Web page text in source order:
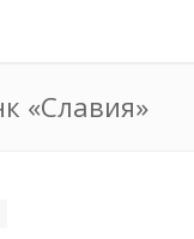
«Славия»